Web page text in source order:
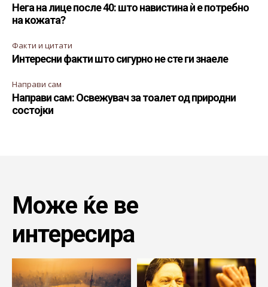
Нега на лице после 40: што навистина ѝ е потребно
на кожата?
Факти и цитати
Интересни факти што сигурно не сте ги знаеле
Направи сам
Направи сам: Освежувач за тоалет од природни
состојки
Може ќе ве
интересира